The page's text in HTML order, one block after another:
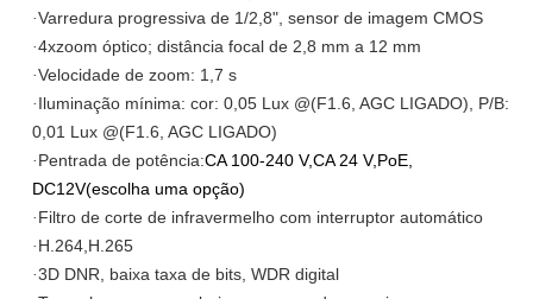
·Varredura progressiva de 1/2,8", sensor de imagem CMOS
·4xzoom óptico; distância focal de 2,8 mm a 12 mm
·Velocidade de zoom: 1,7 s
· Iluminação mínima: cor: 0,05 Lux @(F1.6, AGC LIGADO), P/B:
0,01 Lux @(F1.6, AGC LIGADO)
· Pentrada de potência:CA 100-240 V,CA 24 V,PoE,
DC12V(escolha uma opção)
· Filtro de corte de infravermelho com interruptor automático
· H.264 H.265
·3D DNR, baixa taxa de bits, WDR digital